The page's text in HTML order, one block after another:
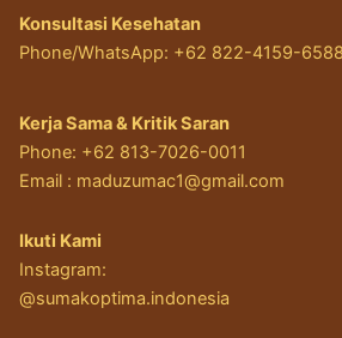
Konsultasi Kesehatan
Phone/WhatsApp: +62 822-4159-6588
Kerja Sama & Kritik Saran
Phone: +62 813-7026-0011
Email : maduzumac1@gmail.com
Ikuti Kami
Instagram:
@sumakoptima.indonesia